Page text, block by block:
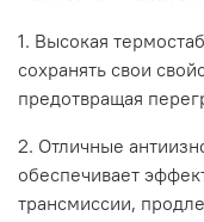
1. Высокая
сохранять свои
предотвращая
2. Отличные
обеспечивает
трансмиссии,